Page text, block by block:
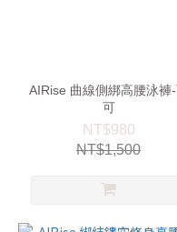
AIRise 曲線側綁高腰泳褲
可
NT$980
NT$1,500